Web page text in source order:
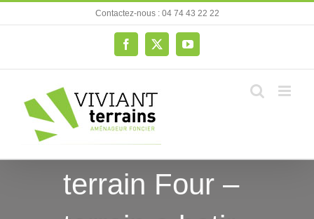
au
Contactez-nous : 04 74 43 22 22
Facebook
X YouTube
terrain Four –